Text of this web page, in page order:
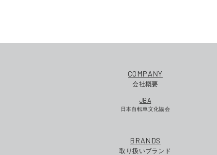
COMPANY
会社概要
JBA
日本自転車文化協会
BRANDS
取り扱いブランド